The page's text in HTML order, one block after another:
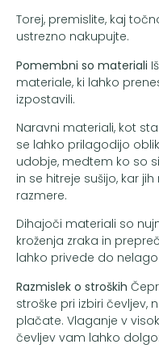
Torej, premislite, kaj
ustrezno nakupujte.
Pomembni so materiali
materiale, ki lahko
izpostavili.
Naravni materiali, kot
se lahko prilagodijo
udobje, medtem ko so
in se hitreje sušijo, kar
razmere.
Dihajoči materiali so
kroženja zraka in
lahko privede do
Razmislek o stroških
stroške pri izbiri čevljev,
plačate. Vlaganje v
čevljev vam lahko